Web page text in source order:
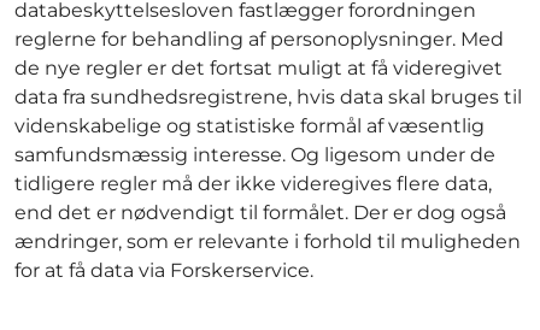
databeskyttelsesloven fastlægger forordningen
reglerne for behandling af personoplysninger. Med
de nye regler er det fortsat muligt at få videregivet
data fra sundhedsregistrene, hvis data skal bruges til
videnskabelige og statistiske formål af væsentlig
samfundsmæssig interesse. Og ligesom under de
tidligere regler må der ikke videregives flere data,
end det er nødvendigt til formålet. Der er dog også
ændringer, som er relevante i forhold til muligheden
for at få data via Forskerservice.